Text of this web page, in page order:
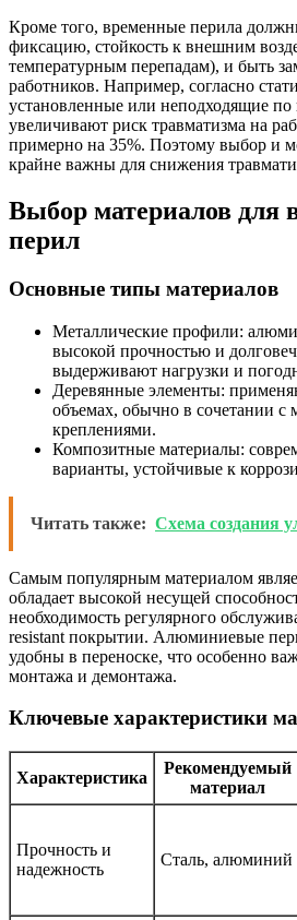
Кроме того, временные перила
фиксацию, стойкость к внешним
температурным перепадам), и быть
работников. Например, согласно
установленные или неподходящие по
увеличивают риск травматизма на
примерно на 35%. Поэтому выбор и
крайне важны для снижения
Выбор материалов для
перил
Основные типы материалов
Металлические профили:
высокой прочностью и
выдерживают нагрузки и
Деревянные элементы:
объемах, обычно в сочетании с
креплениями.
Композитные материалы:
варианты, устойчивые к
Читать также: Схема создания
Самым популярным материалом
обладает высокой несущей
необходимость регулярного
resistant покрытии. Алюминиевые
удобны в переноске, что особенно
монтажа и демонтажа.
Ключевые характеристики
Характеристика
Рекомендуемый
материал
Прочность и
надежность
Сталь, алюминий